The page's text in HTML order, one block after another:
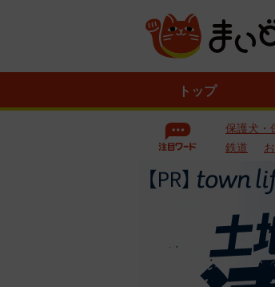
トップ
保護犬・
鉄道